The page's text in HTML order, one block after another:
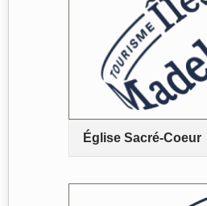
Église Sacré-Coeur